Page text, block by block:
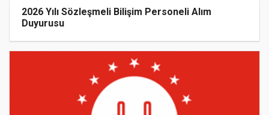
2026 Yılı Sözleşmeli Bilişim Personeli Alım
Duyurusu